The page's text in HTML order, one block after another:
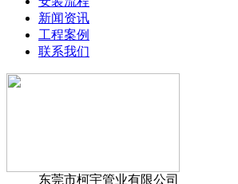
新闻资讯
工程案例
联系我们
东莞市柯宇管业有限公司